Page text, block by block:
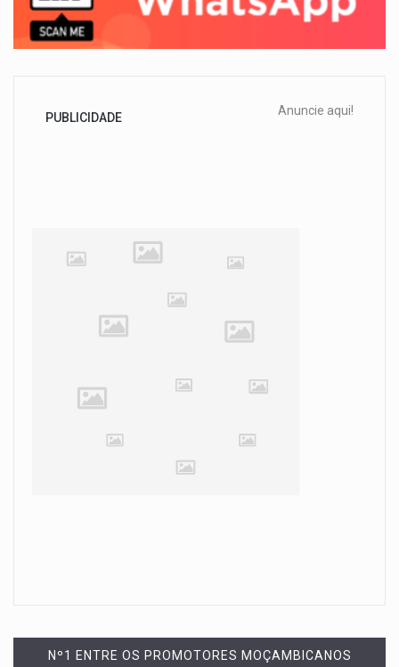
PUBLICIDADE Anuncie aqui!
Nº1 ENTRE OS PROMOTORES MOÇAMBICANOS